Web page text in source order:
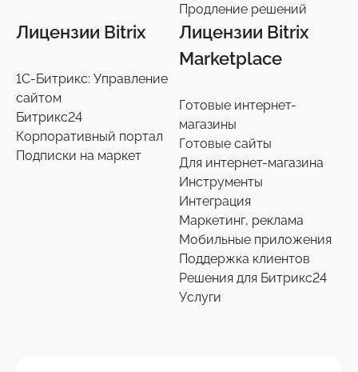
Продление решений
Лицензии Bitrix
1С-Битрикс: Управление
сайтом
Битрикс24
Корпоративный портал
Подписки на маркет
Лицензии Bitrix
Marketplace
Готовые интернет-
магазины
Готовые сайты
Для интернет-магазина
Инструменты
Интеграция
Маркетинг, реклама
Мобильные приложения
Поддержка клиентов
Решения для Битрикс24
Услуги